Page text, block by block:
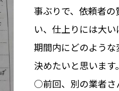
事ぶりで、依頼者
い、仕上りには大
期間内にどのよう
決めたいと思います。
○前回、別の業者さ